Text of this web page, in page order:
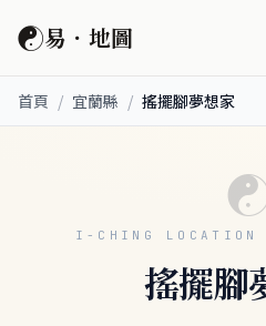
☯易．地圖
首頁 / 宜蘭縣 / 搖擺腳夢想家
I-CHING LOCATION
搖擺腳